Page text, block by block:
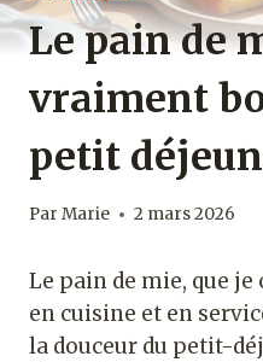
Le pain de
vraiment
petit
Par Marie 2 mars 2026
Le pain de mie, que
en cuisine et en
la douceur du petit-